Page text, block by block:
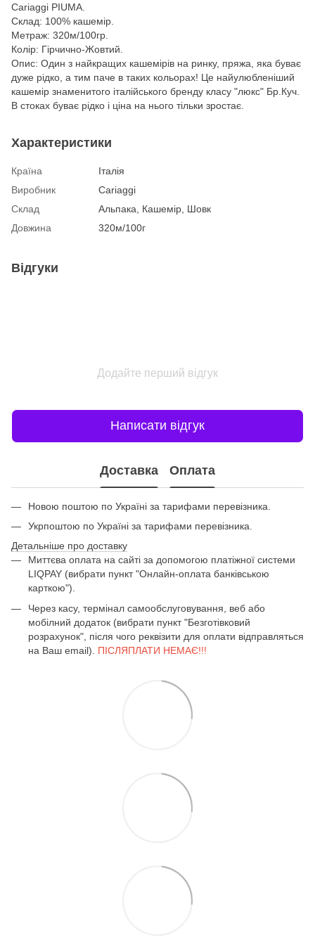
Cariaggi PIUMA.
Склад: 100% кашемір.
Метраж: 320м/100гр.
Колір: Гірчично-Жовтий.
Опис: Один з найкращих кашемірів на ринку, пряжа, яка буває
дуже рідко, а тим паче в таких кольорах! Це найулюбленіший
кашемір знаменитого італійського бренду класу "люкс" Бр.Куч.
В стоках буває рідко і ціна на нього тільки зростає.
Характеристики
Країна
Італія
Виробник
Cariaggi
Склад
Альпака, Кашемір, Шовк
Довжина
320м/100г
Відгуки
Додайте перший відгук
Написати відгук
Доставка Оплата
Новою поштою по Україні за тарифами перевізника.
Укрпоштою по Україні за тарифами перевізника.
Детальніше про доставку
Миттєва оплата на сайті за допомогою платіжної системи
LIQPAY (вибрати пункт "Онлайн-оплата банківською
карткою").
Через касу, термінал самообслуговування, веб або
мобілний додаток (вибрати пункт "Безготівковий
розрахунок", після чого реквізити для оплати відправляться
на Ваш email). ПІСЛЯПЛАТИ НЕМАЄ!!!